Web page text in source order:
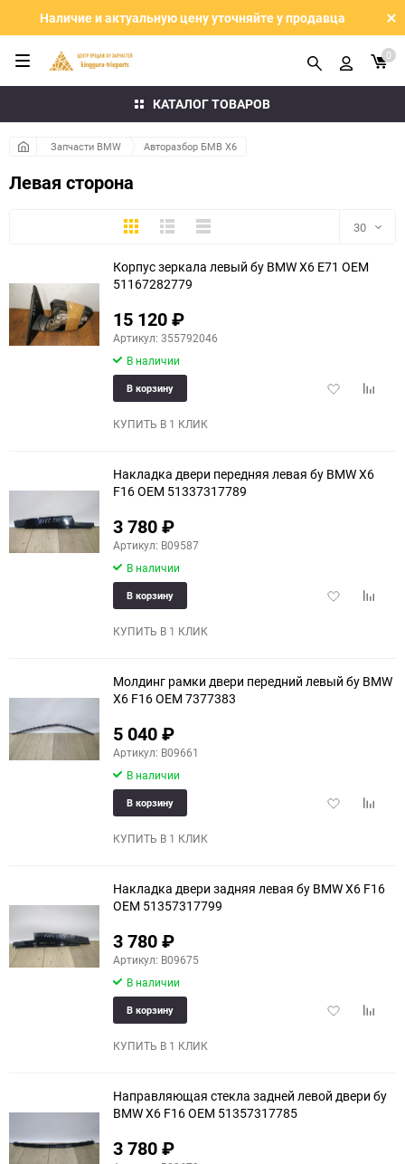
Наличие и актуальную цену уточняйте у продавца
КАТАЛОГ ТОВАРОВ
0
Запчасти BMW Авторазбор БМВ Х6
Левая сторона
ПлиткаПодробноКомпактно 30
30
150
Корпус зеркала левый бу BMW X6 E71 OEM
51167282779
15 120₽
Артикул: 355792046
В наличии
Добавить
В корзину
КУПИТЬ В 1 КЛИК
Накладка двери передняя левая бу BMW X6
F16 OEM 51337317789
3 780₽
Артикул: B09587
В наличии
Добавить
В корзину
КУПИТЬ В 1 КЛИК
Молдинг рамки двери передний левый бу BMW
X6 F16 OEM 7377383
5 040₽
Артикул: B09661
В наличии
Добавить
В корзину
КУПИТЬ В 1 КЛИК
Накладка двери задняя левая бу BMW X6 F16
OEM 51357317799
3 780₽
Артикул: B09675
В наличии
Добавить
В корзину
КУПИТЬ В 1 КЛИК
Направляющая стекла задней левой двери бу
BMW X6 F16 OEM 51357317785
3 780₽